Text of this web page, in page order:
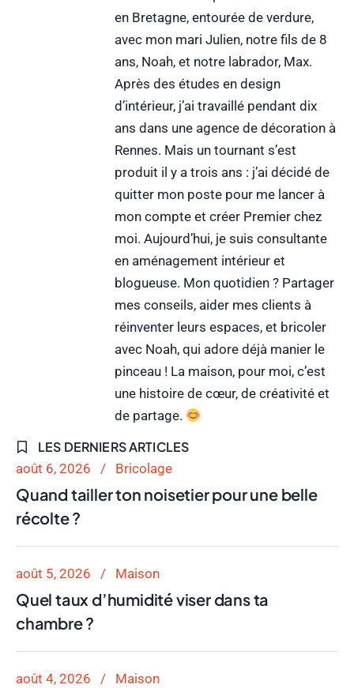
en Bretagne, entourée de verdure,
avec mon mari Julien, notre fils de 8
ans, Noah, et notre labrador, Max.
Après des études en design
d’intérieur, j’ai travaillé pendant dix
ans dans une agence de décoration à
Rennes. Mais un tournant s’est
produit il y a trois ans : j’ai décidé de
quitter mon poste pour me lancer à
mon compte et créer Premier chez
moi. Aujourd’hui, je suis consultante
en aménagement intérieur et
blogueuse. Mon quotidien ? Partager
mes conseils, aider mes clients à
réinventer leurs espaces, et bricoler
avec Noah, qui adore déjà manier le
pinceau ! La maison, pour moi, c’est
une histoire de cœur, de créativité et
de partage.
LES DERNIERS ARTICLES
août 6, 2026 Bricolage
Quand tailler ton noisetier pour une belle
récolte ?
août 5, 2026 Maison
Quel taux d’humidité viser dans ta
chambre ?
août 4, 2026 Maison